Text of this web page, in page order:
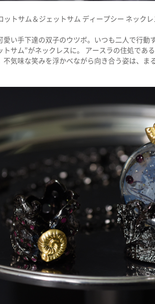
ットサム＆ジェットサム ディープシー ネック
愛い手下達の双子のウツボ。いつも二人で行動
トサム”がネックレスに。 アースラの住処であ
不気味な笑みを浮かべながら向き合う姿は、ま